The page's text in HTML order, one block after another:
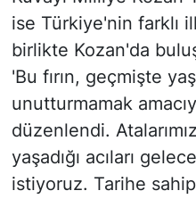
ise Türkiye'nin farklı
birlikte Kozan'da
'Bu fırın, geçmişte
unutturmamak
düzenlendi.
yaşadığı acıları
istiyoruz. Tarihe